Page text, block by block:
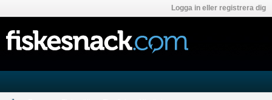
Logga in eller registrera dig